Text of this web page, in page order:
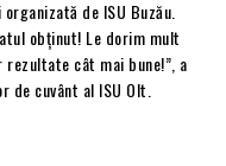
de ISU Buzău.
obținut! Le dorim mult
rezultate cât mai bune!”, a
de cuvânt al ISU Olt.